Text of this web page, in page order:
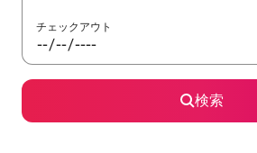
チェックアウト
検索